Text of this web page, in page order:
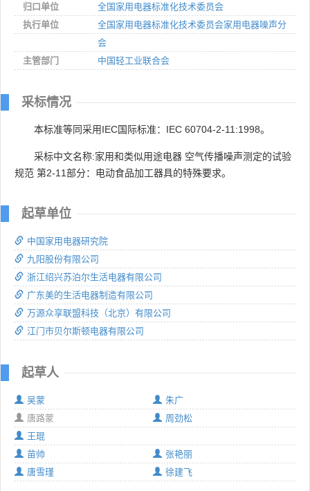
归口单位
全国家用电器标准化技术委员会
执行单位
全国家用电器标准化技术委员会家用电器噪声分
会
主管部门
中国轻工业联合会
采标情况
本标准等同采用IEC国际标准：IEC 60704-2-11:1998。
采标中文名称:家用和类似用途电器 空气传播噪声测定的试验
规范 第2-11部分：电动食品加工器具的特殊要求。
起草单位
中国家用电器研究院
九阳股份有限公司
浙江绍兴苏泊尔生活电器有限公司
广东美的生活电器制造有限公司
万源众享联盟科技（北京）有限公司
江门市贝尔斯顿电器有限公司
起草人
吴蒙
朱广
唐路蒙
周劲松
王琨
苗帅
张艳丽
唐雪瑾
徐建飞